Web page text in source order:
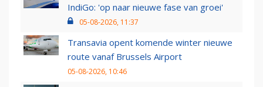
IndiGo: 'op naar nieuwe fase van groei'
05-08-2026, 11:37
Transavia opent komende winter nieuwe
route vanaf Brussels Airport
05-08-2026, 10:46